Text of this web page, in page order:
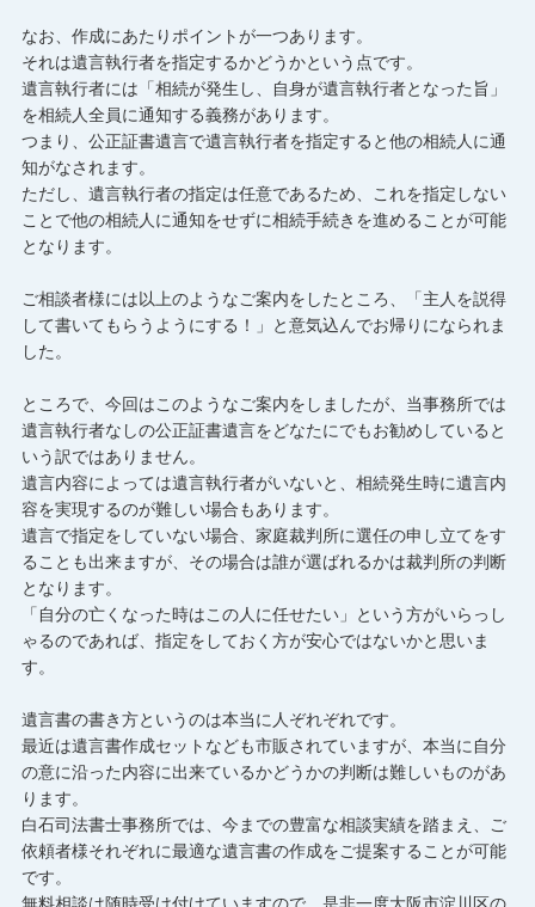
なお、作成にあたりポイントが一つあります。
それは遺言執行者を指定するかどうかという点です。
遺言執行者には「相続が発生し、自身が遺言執行者となった旨」
を相続人全員に通知する義務があります。
つまり、公正証書遺言で遺言執行者を指定すると他の相続人に通
知がなされます。
ただし、遺言執行者の指定は任意であるため、これを指定しない
ことで他の相続人に通知をせずに相続手続きを進めることが可能
となります。
ご相談者様には以上のようなご案内をしたところ、「主人を説得
して書いてもらうようにする！」と意気込んでお帰りになられま
した。
ところで、今回はこのようなご案内をしましたが、当事務所では
遺言執行者なしの公正証書遺言をどなたにでもお勧めしていると
いう訳ではありません。
遺言内容によっては遺言執行者がいないと、相続発生時に遺言内
容を実現するのが難しい場合もあります。
遺言で指定をしていない場合、家庭裁判所に選任の申し立てをす
ることも出来ますが、その場合は誰が選ばれるかは裁判所の判断
となります。
「自分の亡くなった時はこの人に任せたい」という方がいらっし
ゃるのであれば、指定をしておく方が安心ではないかと思いま
す。
遺言書の書き方というのは本当に人ぞれぞれです。
最近は遺言書作成セットなども市販されていますが、本当に自分
の意に沿った内容に出来ているかどうかの判断は難しいものがあ
ります。
白石司法書士事務所では、今までの豊富な相談実績を踏まえ、ご
依頼者様それぞれに最適な遺言書の作成をご提案することが可能
です。